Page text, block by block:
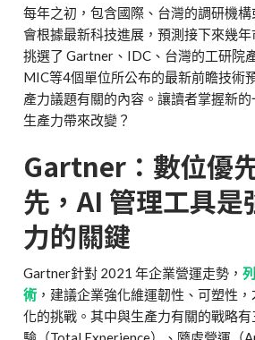
每年之初，包含國際、台灣的調研機
會根據最新科技進展，預測接下來幾
挑選了 Gartner、IDC、台灣的工研院
MIC等4個單位所公布的最新前瞻技術
產力議題有關的內容。讓讀者掌握新
生產力帶來改變？
Gartner ：數位優
先，AI 管理工具是
力的關鍵
Gartner針對 2021 年企業營運走勢，
術 ，建議企業強化維運韌性、可塑性
化的挑戰。其中與生產力有關的戰略